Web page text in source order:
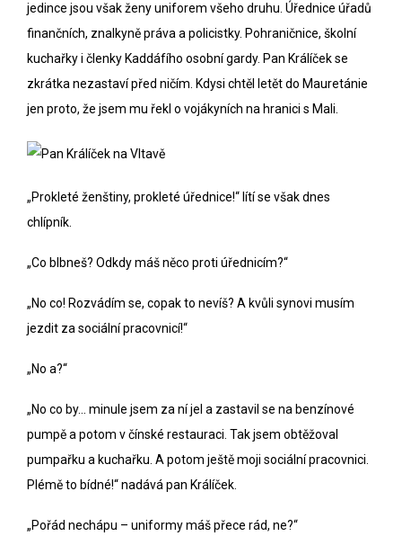
jedince jsou však ženy uniforem všeho druhu. Úřednice úřadů
finančních, znalkyně práva a policistky. Pohraničnice, školní
kuchařky i členky Kaddáfího osobní gardy. Pan Králíček se
zkrátka nezastaví před ničím. Kdysi chtěl letět do Mauretánie
jen proto, že jsem mu řekl o vojákyních na hranici s Mali.
„Prokleté ženštiny, prokleté úřednice!“ lítí se však dnes
chlípník.
„Co blbneš? Odkdy máš něco proti úřednicím?“
„No co! Rozvádím se, copak to nevíš? A kvůli synovi musím
jezdit za sociální pracovnicí!“
„No a?“
„No co by… minule jsem za ní jel a zastavil se na benzínové
pumpě a potom v čínské restauraci. Tak jsem obtěžoval
pumpařku a kuchařku. A potom ještě moji sociální pracovnici.
Plémě to bídné!“ nadává pan Králíček.
„Pořád nechápu – uniformy máš přece rád, ne?“